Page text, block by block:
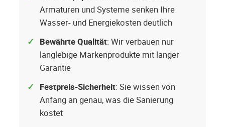
Armaturen und Systeme senken Ihre
Wasser- und Energiekosten deutlich
Bewährte Qualität: Wir verbauen nur
langlebige Markenprodukte mit langer
Garantie
Festpreis-Sicherheit: Sie wissen von
Anfang an genau, was die Sanierung
kostet